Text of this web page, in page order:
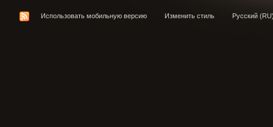
Использовать мобильную версию Изменить стиль Русский